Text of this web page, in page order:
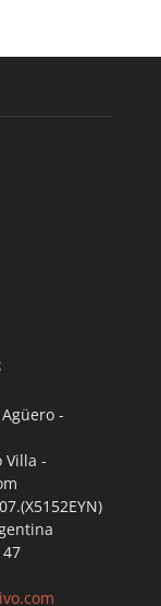
-
Villa -